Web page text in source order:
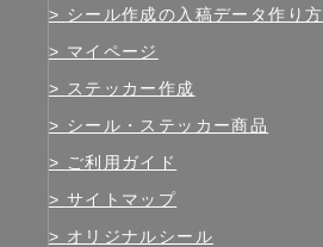
シール作成の入稿データ作り方
マイページ
ステッカー作成
シール・ステッカー商品
ご利用ガイド
サイトマップ
オリジナルシール